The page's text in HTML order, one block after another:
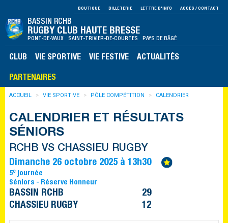
BOUTIQUE BILLETERIE LETTRE D'INFO ACCÈS / CONTACT
BASSIN RCHB
RUGBY CLUB HAUTE BRESSE
PONT-DE-VAUX SAINT-TRIVIER-DE-COURTES PAYS DE BÂGÉ
CLUB VIE SPORTIVE VIE FESTIVE ACTUALITÉS
PARTENAIRES
ACCUEIL VIE SPORTIVE PÔLE COMPÉTITION CALENDRIER
CALENDRIER ET RÉSULTATS
SÉNIORS
RCHB VS CHASSIEU RUGBY
Dimanche 26 octobre 2025 à 13h30
5e
journée
Séniors - Réserve Honneur
BASSIN RCHB
29
CHASSIEU RUGBY
12